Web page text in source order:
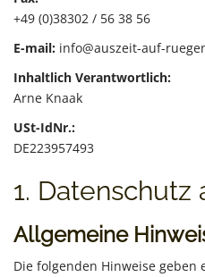
+49 (0)38302 / 56 38 56
E-mail: info@auszeit-auf-
Inhaltlich Verantwortlich:
Arne Knaak
USt-IdNr.:
DE223957493
1.
Allgemeine
Die folgenden Hinweise